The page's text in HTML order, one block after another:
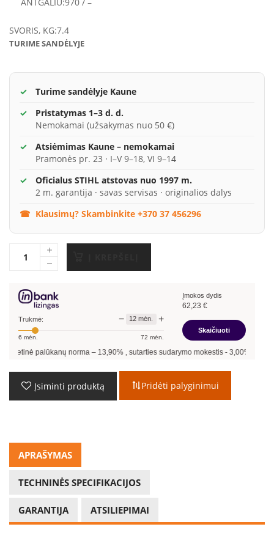
ANTGALIU:970 / –
SVORIS, KG:7.4
TURIME SANDĖLYJE
Turime sandėlyje Kaune
Pristatymas 1–3 d. d.
Nemokamai (užsakymas nuo 50 €)
Atsiėmimas Kaune – nemokamai
Pramonės pr. 23 · I–V 9–18, VI 9–14
Oficialus STIHL atstovas nuo 1997 m.
2 m. garantija · savas servisas · originalios dalys
Klausimų? Skambinkite +370 37 456296
Trukmė: − 12 mėn. +
6 mėn. 72 mėn.
Įmokos dydis
62,23 €
Skaičiuoti
norma –13,90%, sutarties sudarymo mokestis -3,00%, mėnesio sutarties
Įsiminti produktą Pridėti palyginimui
APRAŠYMAS
TECHNINĖS SPECIFIKACIJOS
GARANTIJA ATSILIEPIMAI